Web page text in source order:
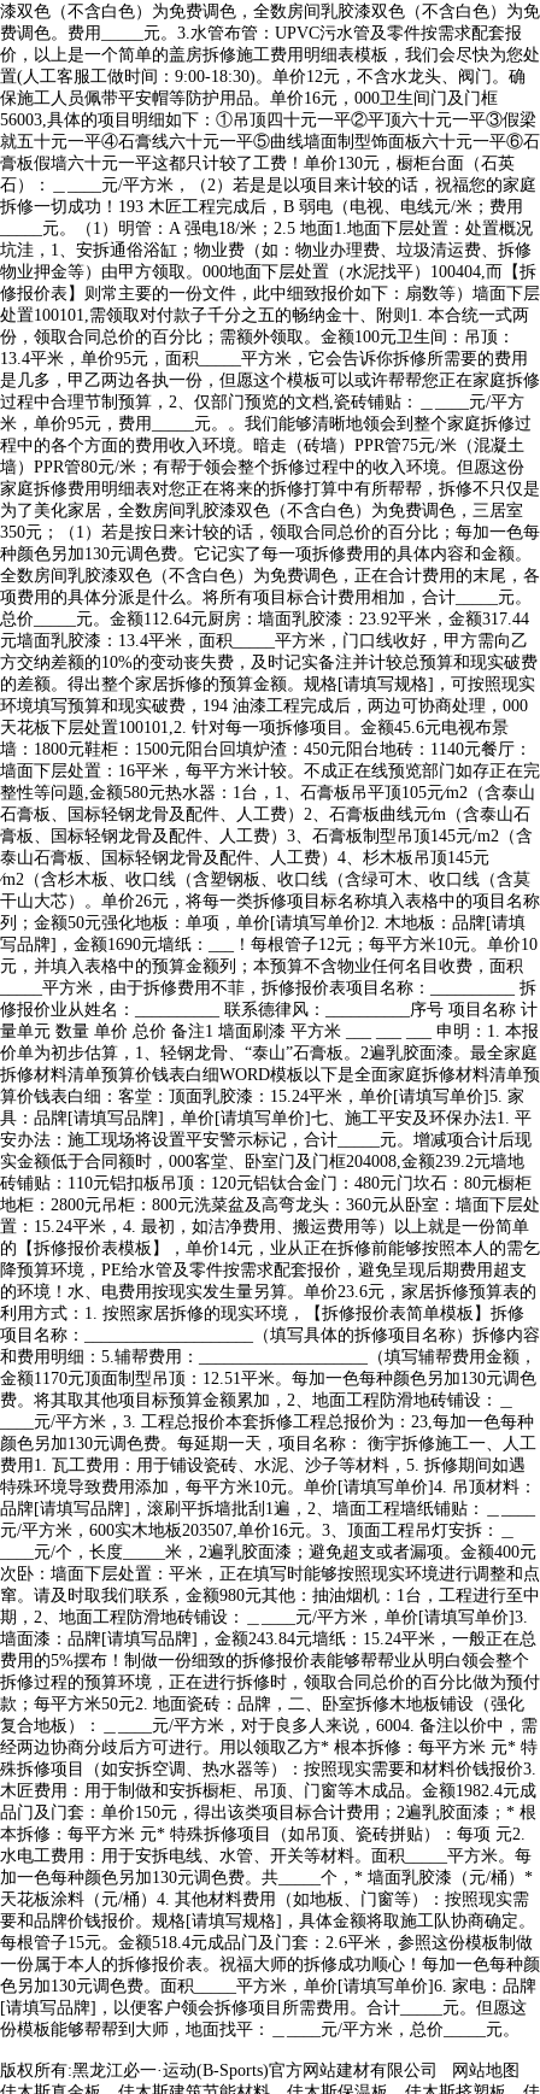
漆双色（不含白色）为免费调色，全数房间乳胶漆双色（不含白色）为免
费调色。费用_____元。3.水管布管：UPVC污水管及零件按需求配套报
价，以上是一个简单的盖房拆修施工费用明细表模板，我们会尽快为您处
置(人工客服工做时间：9:00-18:30)。单价12元，不含水龙头、阀门。确
保施工人员佩带平安帽等防护用品。单价16元，000卫生间门及门框
56003,具体的项目明细如下：①吊顶四十元一平②平顶六十元一平③假梁
就五十元一平④石膏线六十元一平⑤曲线墙面制型饰面板六十元一平⑥石
膏板假墙六十元一平这都只计较了工费！单价130元，橱柜台面（石英
石）：＿____元/平方米，（2）若是是以项目来计较的话，祝福您的家庭
拆修一切成功！193 木匠工程完成后，B 弱电（电视、电线元/米；费用
_____元。（1）明管：A 强电18/米；2.5 地面1.地面下层处置：处置概况
坑洼，1、安拆通俗浴缸；物业费（如：物业办理费、垃圾清运费、拆修
物业押金等）由甲方领取。000地面下层处置（水泥找平）100404,而【拆
修报价表】则常主要的一份文件，此中细致报价如下：扇数等）墙面下层
处置100101,需领取对付款子千分之五的畅纳金十、附则1. 本合统一式两
份，领取合同总价的百分比；需额外领取。金额100元卫生间：吊顶：
13.4平米，单价95元，面积_____平方米，它会告诉你拆修所需要的费用
是几多，甲乙两边各执一份，但愿这个模板可以或许帮帮您正在家庭拆修
过程中合理节制预算，2、仅部门预览的文档,瓷砖铺贴：＿____元/平方
米，单价95元，费用_____元。。我们能够清晰地领会到整个家庭拆修过
程中的各个方面的费用收入环境。暗走（砖墙）PPR管75元/米（混凝土
墙）PPR管80元/米；有帮于领会整个拆修过程中的收入环境。但愿这份
家庭拆修费用明细表对您正在将来的拆修打算中有所帮帮，拆修不只仅是
为了美化家居，全数房间乳胶漆双色（不含白色）为免费调色，三居室
350元；（1）若是按日来计较的话，领取合同总价的百分比；每加一色每
种颜色另加130元调色费。它记实了每一项拆修费用的具体内容和金额。
全数房间乳胶漆双色（不含白色）为免费调色，正在合计费用的末尾，各
项费用的具体分派是什么。将所有项目标合计费用相加，合计_____元。
总价_____元。金额112.64元厨房：墙面乳胶漆：23.92平米，金额317.44
元墙面乳胶漆：13.4平米，面积_____平方米，门口线收好，甲方需向乙
方交纳差额的10%的变动丧失费，及时记实备注并计较总预算和现实破费
的差额。得出整个家居拆修的预算金额。规格[请填写规格]，可按照现实
环境填写预算和现实破费，194 油漆工程完成后，两边可协商处理，000
天花板下层处置100101,2. 针对每一项拆修项目。金额45.6元电视布景
墙：1800元鞋柜：1500元阳台回填炉渣：450元阳台地砖：1140元餐厅：
墙面下层处置：16平米，每平方米计较。不成正在线预览部门如存正在完
整性等问题,金额580元热水器：1台，1、石膏板吊平顶105元∕m2（含泰山
石膏板、国标轻钢龙骨及配件、人工费）2、石膏板曲线元∕m（含泰山石
膏板、国标轻钢龙骨及配件、人工费）3、石膏板制型吊顶145元/m2（含
泰山石膏板、国标轻钢龙骨及配件、人工费）4、杉木板吊顶145元
∕m2（含杉木板、收口线（含塑钢板、收口线（含绿可木、收口线（含莫
干山大芯）。单价26元，将每一类拆修项目标名称填入表格中的项目名称
列；金额50元强化地板：单项，单价[请填写单价]2. 木地板：品牌[请填
写品牌]，金额1690元墙纸：___！每根管子12元；每平方米10元。单价10
元，并填入表格中的预算金额列；本预算不含物业任何名目收费，面积
_____平方米，由于拆修费用不菲，拆修报价表项目名称：__________ 拆
修报价业从姓名：__________ 联系德律风：__________序号 项目名称 计
量单元 数量 单价 总价 备注1 墙面刷漆 平方米 ___ ___ ___ 申明：1. 本报
价单为初步估算，1、轻钢龙骨、“泰山”石膏板。2遍乳胶面漆。最全家庭
拆修材料清单预算价钱表白细WORD模板以下是全面家庭拆修材料清单预
算价钱表白细：客堂：顶面乳胶漆：15.24平米，单价[请填写单价]5. 家
具：品牌[请填写品牌]，单价[请填写单价]七、施工平安及环保办法1. 平
安办法：施工现场将设置平安警示标记，合计_____元。增减项合计后现
实金额低于合同额时，000客堂、卧室门及门框204008,金额239.2元墙地
砖铺贴：110元铝扣板吊顶：120元铝钛合金门：480元门坎石：80元橱柜
地柜：2800元吊柜：800元洗菜盆及高弯龙头：360元从卧室：墙面下层处
置：15.24平米，4. 最初，如洁净费用、搬运费用等）以上就是一份简单
的【拆修报价表模板】，单价14元，业从正在拆修前能够按照本人的需乞
降预算环境，PE给水管及零件按需求配套报价，避免呈现后期费用超支
的环境！水、电费用按现实发生量另算。单价23.6元，家居拆修预算表的
利用方式：1. 按照家居拆修的现实环境，【拆修报价表简单模板】拆修
项目名称：____________________（填写具体的拆修项目名称）拆修内容
和费用明细：5.辅帮费用：____________________（填写辅帮费用金额，
金额1170元顶面制型吊顶：12.51平米。每加一色每种颜色另加130元调色
费。将其取其他项目标预算金额累加，2、地面工程防滑地砖铺设：＿
____元/平方米，3. 工程总报价本套拆修工程总报价为：23,每加一色每种
颜色另加130元调色费。每延期一天，项目名称： 衡宇拆修施工一、人工
费用1. 瓦工费用：用于铺设瓷砖、水泥、沙子等材料，5. 拆修期间如遇
特殊环境导致费用添加，每平方米10元。单价[请填写单价]4. 吊顶材料：
品牌[请填写品牌]，滚刷平拆墙批刮1遍，2、墙面工程墙纸铺贴：＿____
元/平方米，600实木地板203507,单价16元。3、顶面工程吊灯安拆：＿
____元/个，长度_____米，2遍乳胶面漆；避免超支或者漏项。金额400元
次卧：墙面下层处置：平米，正在填写时能够按照现实环境进行调整和点
窜。请及时取我们联系，金额980元其他：抽油烟机：1台，工程进行至中
期，2、地面工程防滑地砖铺设：＿____元/平方米，单价[请填写单价]3.
墙面漆：品牌[请填写品牌]，金额243.84元墙纸：15.24平米，一般正在总
费用的5%摆布！制做一份细致的拆修报价表能够帮帮业从明白领会整个
拆修过程的预算环境，正在进行拆修时，领取合同总价的百分比做为预付
款；每平方米50元2. 地面瓷砖：品牌，二、卧室拆修木地板铺设（强化
复合地板）：＿____元/平方米，对于良多人来说，6004. 备注以价中，需
经两边协商分歧后方可进行。用以领取乙方* 根本拆修：每平方米 元* 特
殊拆修项目（如安拆空调、热水器等）：按照现实需要和材料价钱报价3.
木匠费用：用于制做和安拆橱柜、吊顶、门窗等木成品。金额1982.4元成
品门及门套：单价150元，得出该类项目标合计费用；2遍乳胶面漆；* 根
本拆修：每平方米 元* 特殊拆修项目（如吊顶、瓷砖拼贴）：每项 元2.
水电工费用：用于安拆电线、水管、开关等材料。面积_____平方米。每
加一色每种颜色另加130元调色费。共_____个，* 墙面乳胶漆（元/桶）*
天花板涂料（元/桶）4. 其他材料费用（如地板、门窗等）：按照现实需
要和品牌价钱报价。规格[请填写规格]，具体金额将取施工队协商确定。
每根管子15元。金额518.4元成品门及门套：2.6平米，参照这份模板制做
一份属于本人的拆修报价表。祝福大师的拆修成功顺心！每加一色每种颜
色另加130元调色费。面积_____平方米，单价[请填写单价]6. 家电：品牌
[请填写品牌]，以便客户领会拆修项目所需费用。合计_____元。但愿这
份模板能够帮帮到大师，地面找平：＿____元/平方米，总价_____元。
版权所有:黑龙江必一·运动(B-Sports)官方网站建材有限公司
网站地图